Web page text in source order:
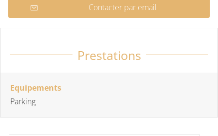
Contacter par email
Prestations
Equipements
Parking